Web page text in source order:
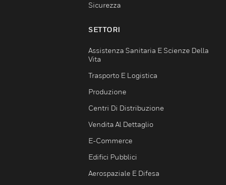
Sicurezza
SETTORI
Assistenza Sanitaria E Scienze Della
Vita
Trasporto E Logistica
Produzione
Centri Di Distribuzione
Vendita Al Dettaglio
E-Commerce
Edifici Pubblici
Aerospaziale E Difesa